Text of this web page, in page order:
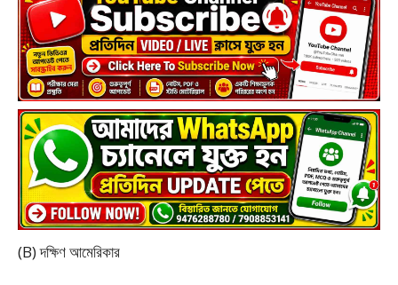
(B) দক্ষিণ আমেরিকার